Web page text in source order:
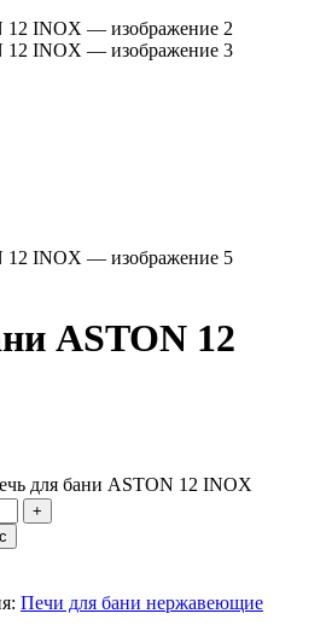
ASTON 12
для бани ASTON 12 INOX
Печи для бани нержавеющие